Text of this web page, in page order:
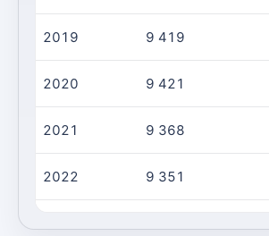
2019 9 419
2020 9 421
2021 9 368
2022 9 351